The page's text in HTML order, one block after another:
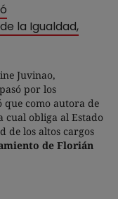
la Igualdad,
Juvinao,
por los
que como autora de
cual obliga al Estado
de los altos cargos
de Florián